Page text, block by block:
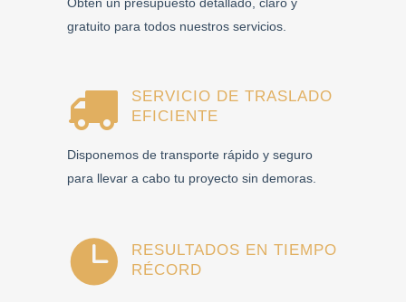
Obtén un presupuesto detallado, claro y
gratuito para todos nuestros servicios.
SERVICIO DE TRASLADO
EFICIENTE
Disponemos de transporte rápido y seguro
para llevar a cabo tu proyecto sin demoras.
RESULTADOS EN TIEMPO
RÉCORD